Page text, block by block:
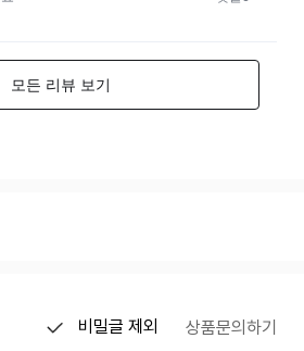
비밀글 제외 상품문의하기